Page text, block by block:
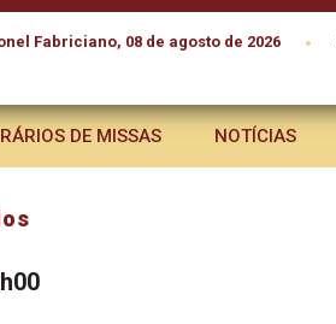
Fabriciano, 08 de agosto de 2026 •
DE MISSAS NOTÍCIAS